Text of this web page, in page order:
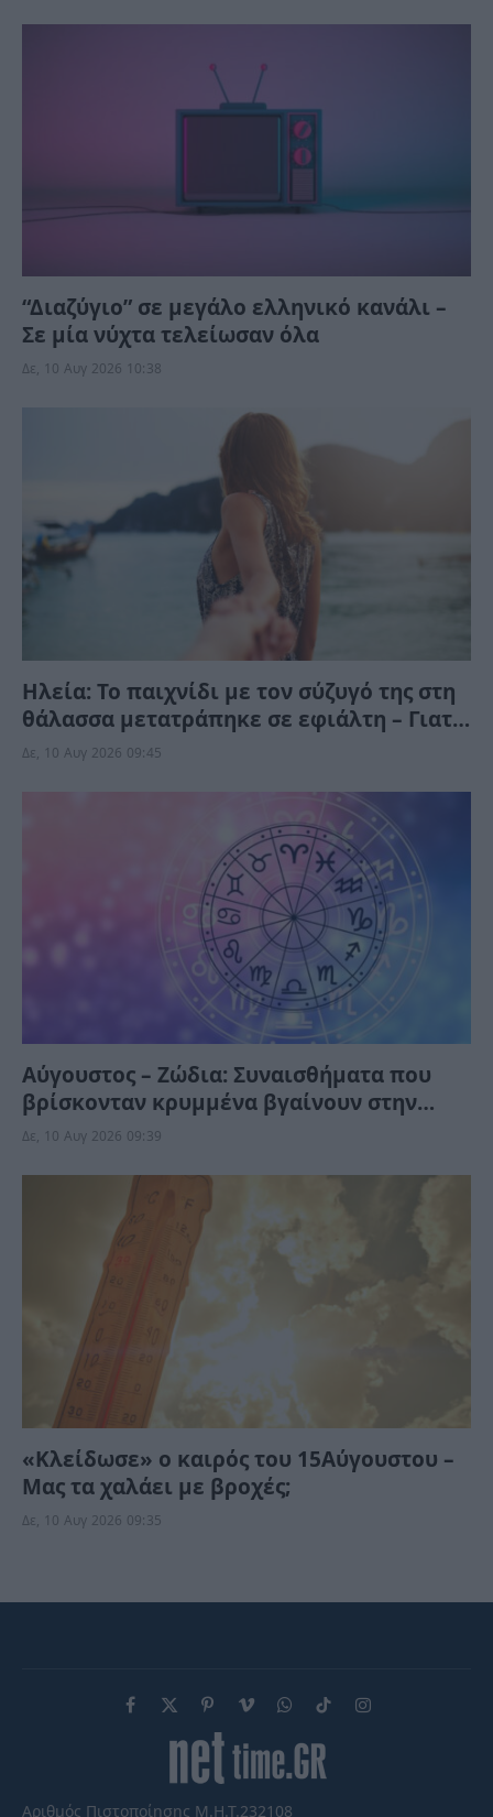
“Διαζύγιο” σε μεγάλο ελληνικό κανάλι –
Σε μία νύχτα τελείωσαν όλα
Δε, 10 Αυγ 2026 10:38
Ηλεία: Το παιχνίδι με τον σύζυγό της στη
θάλασσα μετατράπηκε σε εφιάλτη – Γιατί
τον συνέλαβαν;
Δε, 10 Αυγ 2026 09:45
Αύγουστος – Ζώδια: Συναισθήματα που
βρίσκονταν κρυμμένα βγαίνουν στην
επιφάνεια – Ένα μήνυμα φέρνει
Δε, 10 Αυγ 2026 09:39
«Κλείδωσε» ο καιρός του 15Αύγουστου –
Μας τα χαλάει με βροχές;
Δε, 10 Αυγ 2026 09:35
Facebook
X
(Twitter)
PinterestVimeoWhatsApp
TikTokInstagram
Αριθμός Πιστοποίησης Μ.Η.Τ.232108